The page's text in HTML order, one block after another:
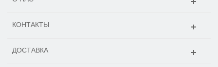
КОНТАКТЫ
ДОСТАВКА